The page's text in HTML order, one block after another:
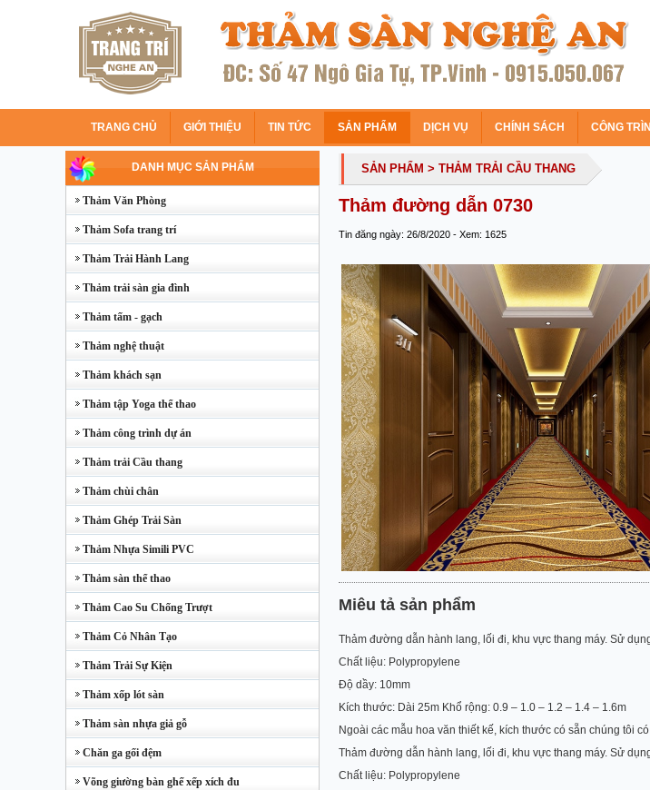
TRANG CHỦ GIỚI THIỆU TIN TỨC SẢN PHẨM DỊCH VỤ CHÍNH SÁCH CÔNG
DANH MỤC SẢN PHẨM
Thảm Văn Phòng
Thảm Sofa trang trí
Thảm Trải Hành Lang
Thảm trải sàn gia đình
Thảm tấm - gạch
Thảm nghệ thuật
Thảm khách sạn
Thảm tập Yoga thể thao
Thảm công trình dự án
Thảm trải Cầu thang
Thảm chùi chân
Thảm Ghép Trải Sàn
Thảm Nhựa Simili PVC
Thảm sàn thể thao
Thảm Cao Su Chống Trượt
Thảm Cỏ Nhân Tạo
Thảm Trải Sự Kiện
Thảm xốp lót sàn
Thảm sàn nhựa giả gỗ
Chăn ga gối đệm
Võng giường bàn ghế xếp xích đu
SẢN PHẨM > THẢM TRẢI CẦU THANG
Thảm đường dẫn 0730
Tin đăng ngày: 26/8/2020 - Xem: 1625
Miêu tả sản phẩm
Thảm đường dẫn hành lang, lối đi, khu vực thang máy. Sử
Chất liệu: Polypropylene
Độ dầy: 10mm
Kích thước: Dài 25m Khổ rộng: 0.9 – 1.0 – 1.2 – 1.4 – 1.6m
Ngoài các mẫu hoa văn thiết kế, kích thước có sẵn chúng tôi
Thảm đường dẫn hành lang, lối đi, khu vực thang máy. Sử
Chất liệu: Polypropylene